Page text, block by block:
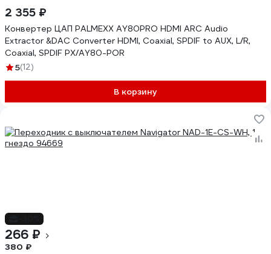
2 355 ₽
Конвертер ЦАП PALMEXX AY80PRO HDMI ARC Audio
Extractor &DAC Converter HDMI, Coaxial, SPDIF to AUX, L/R,
Coaxial, SPDIF PX/AY80-POR
5(12)
В корзину
266 ₽
380 ₽